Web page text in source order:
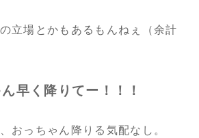
立場とかもあるもんねぇ（余計
早く降りてー！！！
おっちゃん降りる気配なし。